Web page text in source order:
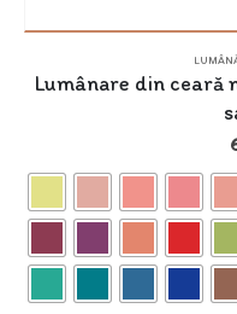
Lumânare din ceară